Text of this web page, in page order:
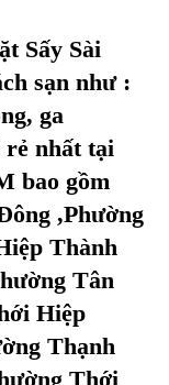
Sấy Sài
sạn như :
ga
rẻ nhất tại
bao gồm
,Phường
Thành
Tân
Hiệp
Thạnh
Thới